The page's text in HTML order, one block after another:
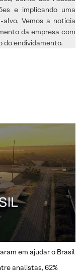
e implicando uma
Vemos a notícia
da empresa com
do endividamento.
em ajudar o Brasil
analistas, 62%